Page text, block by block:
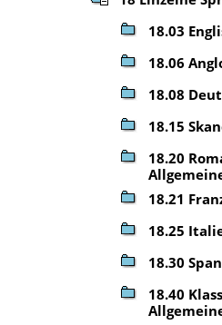
18.03
18.06
18.08
18.15
18.20
18.21
18.25
18.30
18.40